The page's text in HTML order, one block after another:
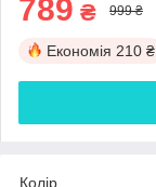
789 ₴ 999 ₴
Економія 210 ₴
Колір